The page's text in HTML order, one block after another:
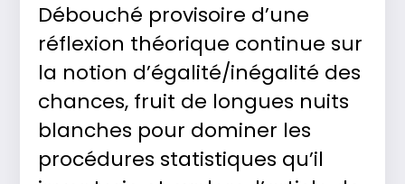
Débouché provisoire d’une
réflexion théorique continue sur
la notion d’égalité/inégalité des
chances, fruit de longues nuits
blanches pour dominer les
procédures statistiques qu’il